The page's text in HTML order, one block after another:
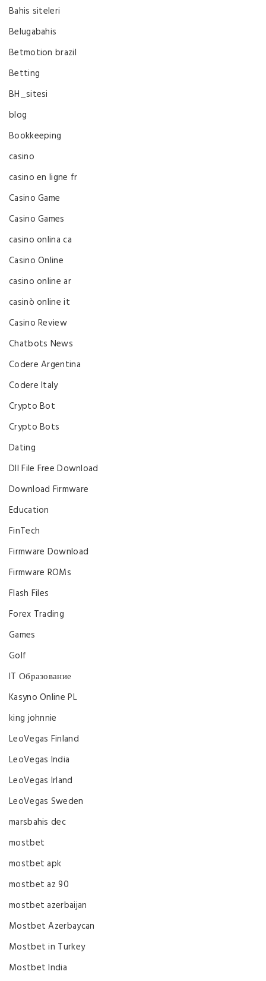
Bahis siteleri
Belugabahis
Betmotion brazil
Betting
BH_sitesi
blog
Bookkeeping
casino
casino en ligne fr
Casino Game
Casino Games
casino onlina ca
Casino Online
casino online ar
casinò online it
Casino Review
Chatbots News
Codere Argentina
Codere Italy
Crypto Bot
Crypto Bots
Dating
Dll File Free Download
Download Firmware
Education
FinTech
Firmware Download
Firmware ROMs
Flash Files
Forex Trading
Games
Golf
IT Образование
Kasyno Online PL
king johnnie
LeoVegas Finland
LeoVegas India
LeoVegas Irland
LeoVegas Sweden
marsbahis dec
mostbet
mostbet apk
mostbet az 90
mostbet azerbaijan
Mostbet Azerbaycan
Mostbet in Turkey
Mostbet India